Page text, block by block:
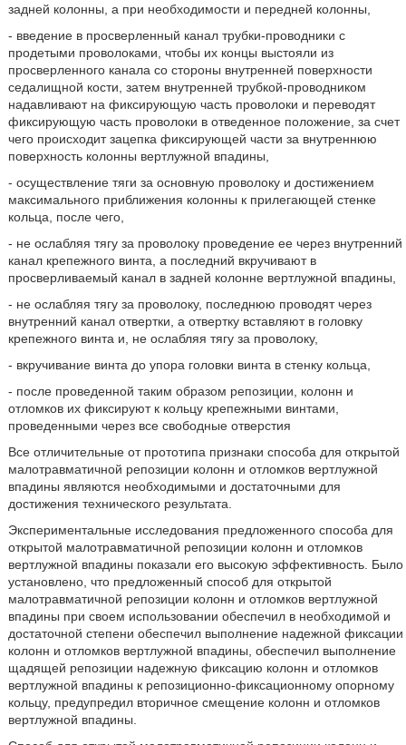
задней колонны, а при необходимости и передней колонны,
- введение в просверленный канал трубки-проводники с
продетыми проволоками, чтобы их концы выстояли из
просверленного канала со стороны внутренней поверхности
седалищной кости, затем внутренней трубкой-проводником
надавливают на фиксирующую часть проволоки и переводят
фиксирующую часть проволоки в отведенное положение, за счет
чего происходит зацепка фиксирующей части за внутреннюю
поверхность колонны вертлужной впадины,
- осуществление тяги за основную проволоку и достижением
максимального приближения колонны к прилегающей стенке
кольца, после чего,
- не ослабляя тягу за проволоку проведение ее через внутренний
канал крепежного винта, а последний вкручивают в
просверливаемый канал в задней колонне вертлужной впадины,
- не ослабляя тягу за проволоку, последнюю проводят через
внутренний канал отвертки, а отвертку вставляют в головку
крепежного винта и, не ослабляя тягу за проволоку,
- вкручивание винта до упора головки винта в стенку кольца,
- после проведенной таким образом репозиции, колонн и
отломков их фиксируют к кольцу крепежными винтами,
проведенными через все свободные отверстия
Все отличительные от прототипа признаки способа для открытой
малотравматичной репозиции колонн и отломков вертлужной
впадины являются необходимыми и достаточными для
достижения технического результата.
Экспериментальные исследования предложенного способа для
открытой малотравматичной репозиции колонн и отломков
вертлужной впадины показали его высокую эффективность. Было
установлено, что предложенный способ для открытой
малотравматичной репозиции колонн и отломков вертлужной
впадины при своем использовании обеспечил в необходимой и
достаточной степени обеспечил выполнение надежной фиксации
колонн и отломков вертлужной впадины, обеспечил выполнение
щадящей репозиции надежную фиксацию колонн и отломков
вертлужной впадины к репозиционно-фиксационному опорному
кольцу, предупредил вторичное смещение колонн и отломков
вертлужной впадины.